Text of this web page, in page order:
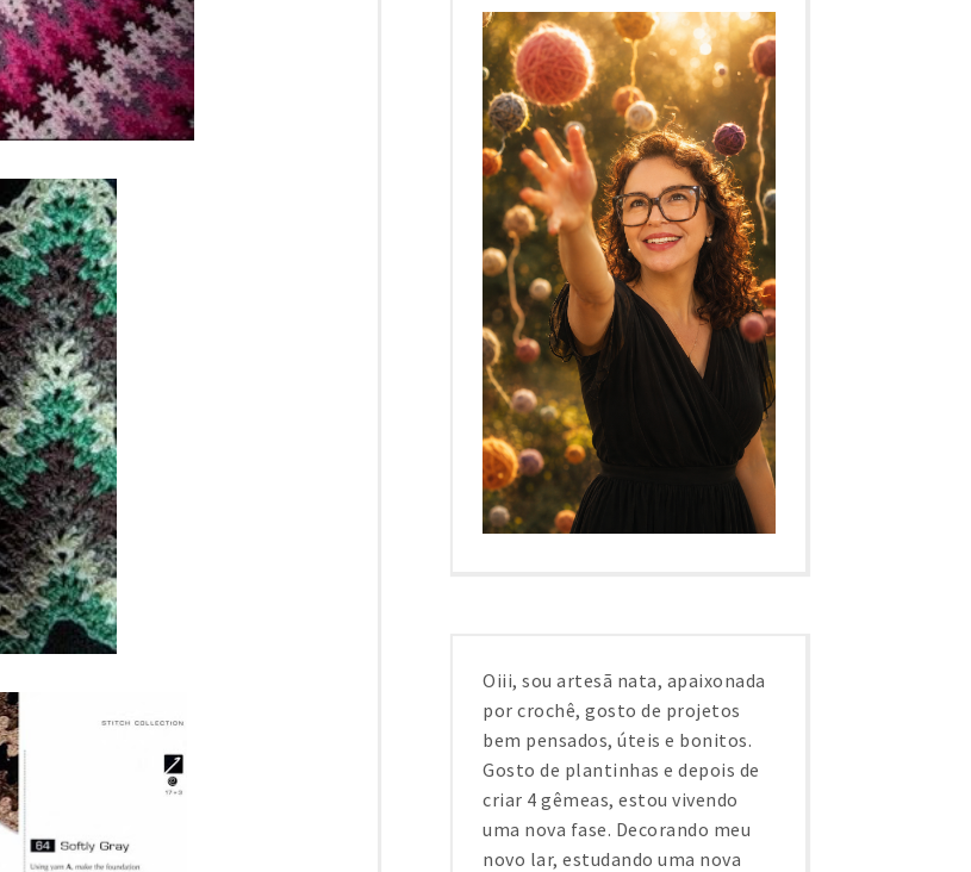
Oiii, sou artesã nata, apaixonada
por crochê, gosto de projetos
bem pensados, úteis e bonitos.
Gosto de plantinhas e depois de
criar 4 gêmeas, estou vivendo
uma nova fase. Decorando meu
novo lar, estudando uma nova